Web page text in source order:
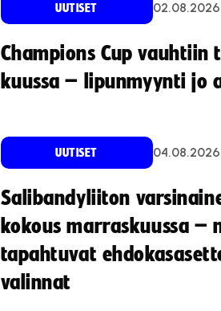
UUTISET 02.08.2026
Champions Cup vauhtiin
kuussa – lipunmyynti jo
UUTISET 04.08.2026
Salibandyliiton
kokous marraskuussa –
tapahtuvat
valinnat